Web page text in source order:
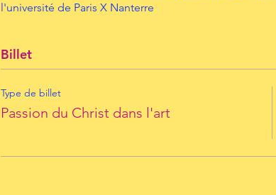
l'université de Paris X Nanterre
Billet
Type de billet
Passion du Christ dans l'art